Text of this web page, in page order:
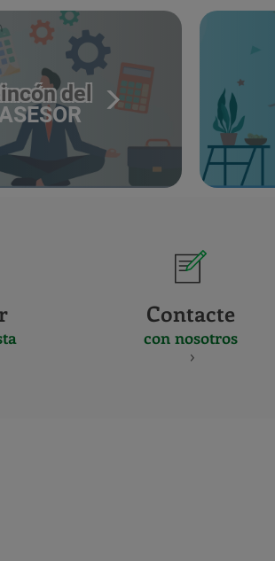
del
ASESOR
Contacte
con nosotros